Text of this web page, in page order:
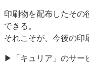
印刷物を配布したその
できる。
それこそが、今後の印
▶「キュリア」のサー